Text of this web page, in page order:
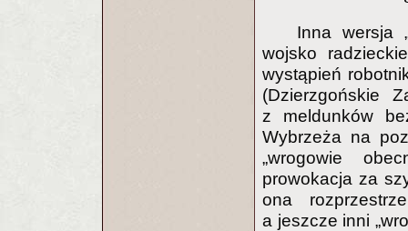
Inna wersja
wojsko
wystąpień
(Dzierzgońskie
z meldunków
Wybrzeża na
„wrogowie
prowokacja za
ona
a jeszcze inni